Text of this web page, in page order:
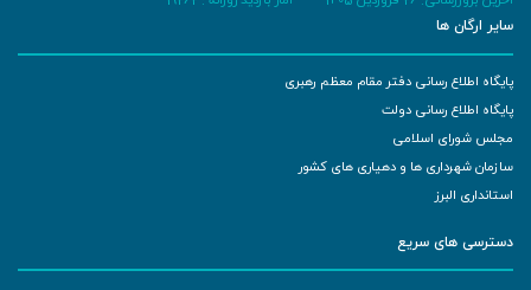
سایر ارگان ها
پایگاه اطلاع رسانی دفتر مقام معظم رهبری
پایگاه اطلاع رسانی دولت
مجلس شورای اسلامی
سازمان شهرداری ها و دهیاری های کشور
استانداری البرز
دسترسی های سریع